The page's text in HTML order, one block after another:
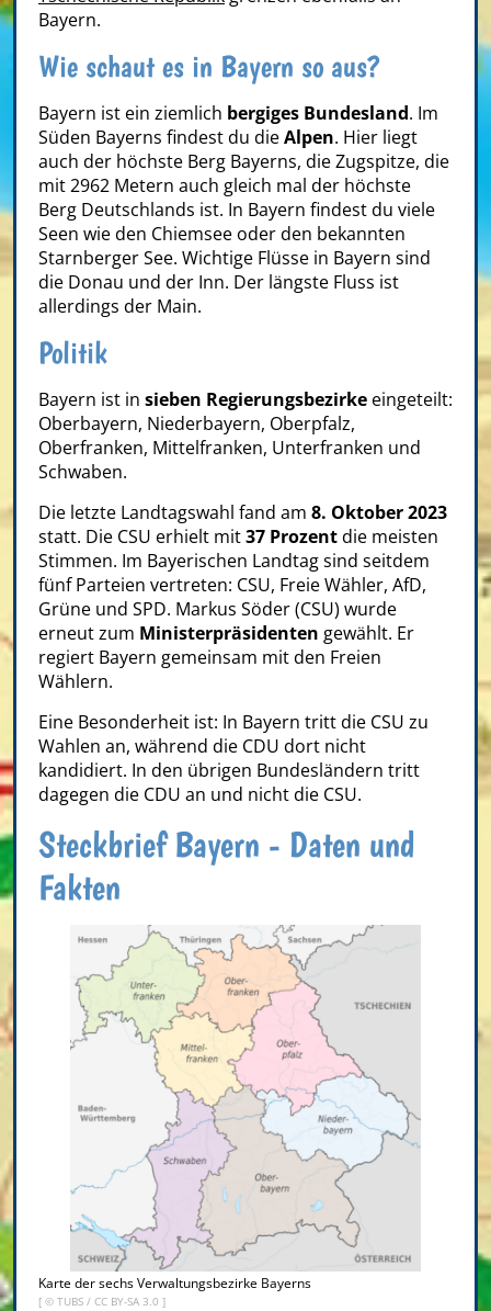
Bayern.
Wie schaut es in Bayern so aus?
Bayern ist ein ziemlich bergiges Bundesland. Im
Süden Bayerns findest du dieAlpen. Hier liegt
auch der höchste Berg Bayerns, die Zugspitze, die
mit 2962 Metern auch gleich mal der höchste
Berg Deutschlands ist. In Bayern findest du viele
Seen wie den Chiemsee oder den bekannten
Starnberger See. Wichtige Flüsse in Bayern sind
die Donau und der Inn. Der längste Fluss ist
allerdings der Main.
Politik
Bayern ist in sieben Regierungsbezirke eingeteilt:
Oberbayern, Niederbayern, Oberpfalz,
Oberfranken, Mittelfranken, Unterfranken und
Schwaben.
Die letzte Landtagswahl fand am 8. Oktober 2023
statt. Die CSU erhielt mit37 Prozentdie meisten
Stimmen. Im Bayerischen Landtag sind seitdem
fünf Parteien vertreten: CSU, Freie Wähler, AfD,
Grüne und SPD. Markus Söder (CSU) wurde
erneut zum Ministerpräsidenten gewählt. Er
regiert Bayern gemeinsam mit den Freien
Wählern.
Eine Besonderheit ist: In Bayern tritt die CSU zu
Wahlen an, während die CDU dort nicht
kandidiert. In den übrigen Bundesländern tritt
dagegen die CDU an und nicht die CSU.
Steckbrief Bayern - Daten und
Fakten
Karte der sechs Verwaltungsbezirke Bayerns
[ © TUBS / CC BY-SA 3.0 ]